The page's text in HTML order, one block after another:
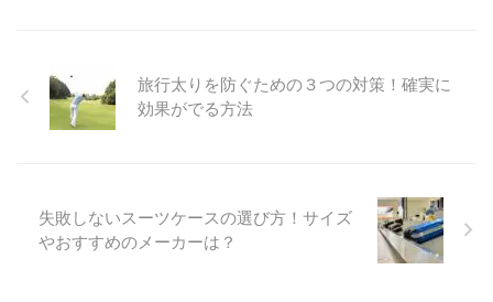
旅行太りを防ぐための３つの対策！確実に
効果がでる方法
失敗しないスーツケースの選び方！サイズ
やおすすめのメーカーは？